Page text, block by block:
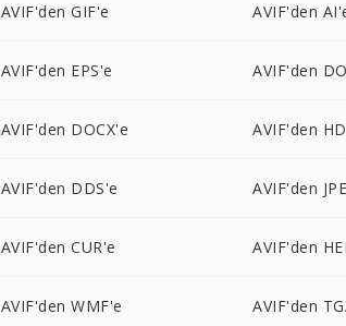
AVIF'den GIF'e AVIF'den
AVIF'den EPS'e AVIF'den
AVIF'den DOCX'e AVIF'den
AVIF'den DDS'e AVIF'den
AVIF'den CUR'e AVIF'den
AVIF'den WMF'e AVIF'den